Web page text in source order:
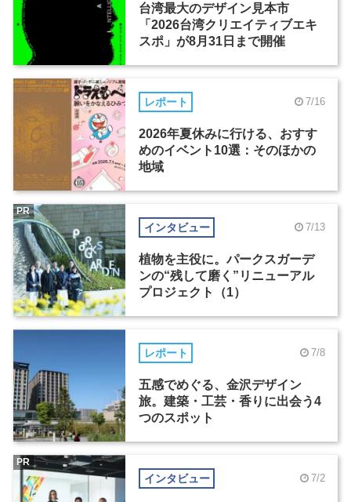
台湾最大のデザイン見本市
「2026台湾クリエイティブエキ
スポ」が8月31日まで開催
レポート 7/16
2026年夏休みに行ける、おすす
めのイベント10選：そのほかの
地域
インタビュー 7/13
植物を主役に。パークスガーデ
ンの“残して磨く”リニューアル
プロジェクト（1）
PR
レポート 7/8
五感でめぐる、金沢デザイン
旅。建築・工芸・香りに出会う4
つのスポット
インタビュー 7/2
PR